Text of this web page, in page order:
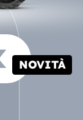
NOVITÀ